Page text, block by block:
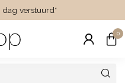
dag verstuurd*
0